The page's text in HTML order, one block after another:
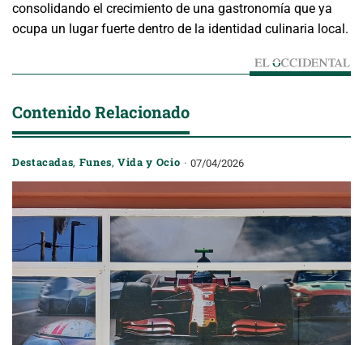
consolidando el crecimiento de una gastronomía que ya
ocupa un lugar fuerte dentro de la identidad culinaria local.
Contenido Relacionado
Destacadas, Funes,Vida y Ocio 07/04/2026